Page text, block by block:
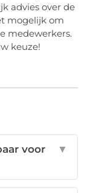
advies over de
mogelijk om
medewerkers.
keuze!
voor
▼